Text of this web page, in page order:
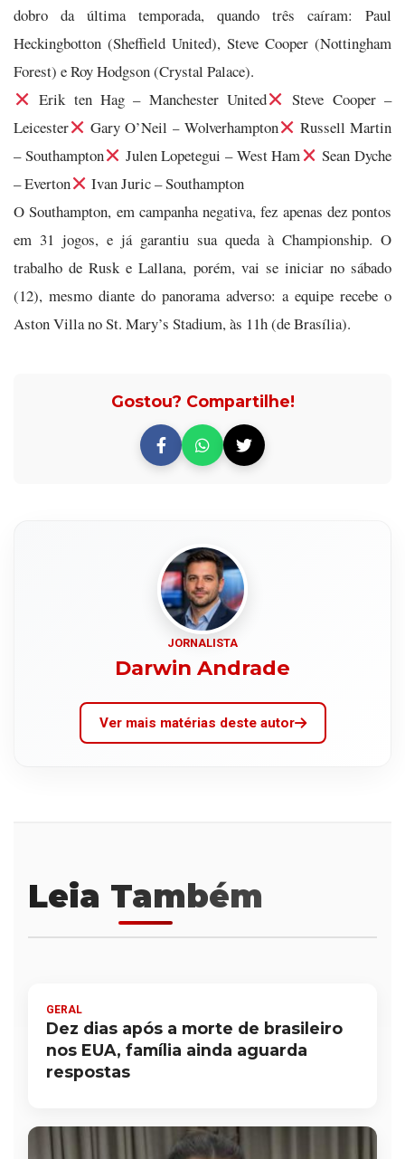
dobro da última temporada, quando três caíram: Paul
Heckingbotton (Sheffield United), Steve Cooper (Nottingham
Forest) e Roy Hodgson (Crystal Palace).
Erik ten Hag – Manchester United
Steve Cooper –
Leicester
Gary O’Neil – Wolverhampton
Russell Martin
– Southampton
Julen Lopetegui – West Ham
Sean Dyche
– Everton
Ivan Juric – Southampton
O Southampton, em campanha negativa, fez apenas dez pontos
em 31 jogos, e já garantiu sua queda à Championship. O
trabalho de Rusk e Lallana, porém, vai se iniciar no sábado
(12), mesmo diante do panorama adverso: a equipe recebe o
Aston Villa no St. Mary’s Stadium, às 11h (de Brasília).
Gostou? Compartilhe!
JORNALISTA
Darwin Andrade
Ver mais matérias deste autor
Leia Também
GERAL
Dez dias após a morte de brasileiro
nos EUA, família ainda aguarda
respostas